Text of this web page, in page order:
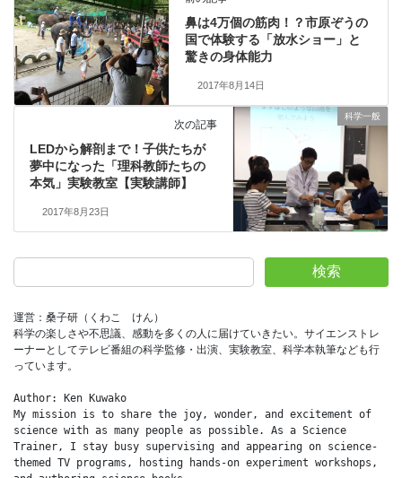
鼻は4万個の筋肉！？市原ぞうの
国で体験する「放水ショー」と
驚きの身体能力
2017年8月14日
科学一般
次の記事
LEDから解剖まで！子供たちが
夢中になった「理科教師たちの
本気」実験教室【実験講師】
2017年8月23日
検索
運営：桑子研（くわこ　けん）
科学の楽しさや不思議、感動を多くの人に届けていきたい。サイエンストレ
ーナーとしてテレビ番組の科学監修・出演、実験教室、科学本執筆なども行
っています。
Author: Ken Kuwako
My mission is to share the joy, wonder, and excitement of
science with as many people as possible. As a Science
Trainer, I stay busy supervising and appearing on science-
themed TV programs, hosting hands-on experiment workshops,